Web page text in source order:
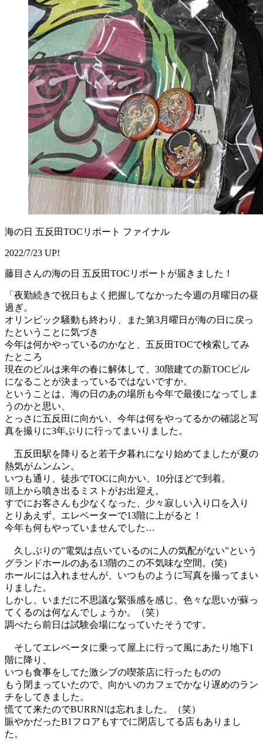
海の日 五反田TOCリポート ファイナル
2022/7/23 UP!
藤目さんの海の日 五反田TOCリポートが届きました！
「夜勤続きで祝日もよく把握してなかった今週の月曜日の昼
過ぎ。
オリンピック騒動も終わり、また第3月曜日が海の日に戻っ
たということに気づき
今年は何かやっているのかなと、五反田TOCで検索してみ
たところ
現在のビルは来年の春に解体して、30階建ての新TOCビル
になることが決まっているではないですか。
ということは、海の日のあの場所も今年で最後になってしま
うのかと思い、
とっさに五反田に向かい、今年は何をやってるかの確認と写
真を撮りに3年ぶりに行ってまいりました。
五反田駅を降りると若干夕暮れになり始めてましたが夏の
熱気がムンムン。
いつも通り、徒歩でTOCに向かい、10分ほどで到着。
頭上から噴き出るミストがお出迎え。
すでにお客さんも少なくなった、少々寂しい入り口を入り
とりあえず、エレベーターで13階に上がると！
今年も何もやっていませんでした…
久しぶりの”電気は点いているのに人の気配がない”という
グランドホールのある13階のこの不気味な空間。(笑)
ホールには入れませんが、いつものように写真を撮ってまい
りました。
しかし、いまだに不思議な緊張感を感じ、色々な思いが蘇っ
てくるのは何なんでしょうか。（笑）
調べたら前日は試験会場になっていたそうです。
そしてエレベータに乗って屋上に行って風にあたり地下1
階に降り、
いつも食事をしてた激シブの喫茶店に行ったものの
もう閉まっていたので、向かいのカフェでかなり遅めのラン
チをしてきました。
慌てて来たのでBURRN!は忘れました。（笑）
賑やかだったB1フロアもすでに閉店してる店もありまし
た。